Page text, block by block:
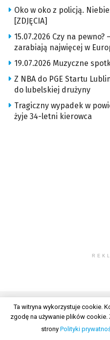
Oko w oko z policją.
[ZDJĘCIA]
15.07.2026 Czy na
zarabiają najwięcej w
19.07.2026 Muzyczne
Z NBA do PGE Startu
do lubelskiej drużyny
Tragiczny wypadek w
żyje 34-letni kierowca
© 2026 Wszelkie prawa
Ta witryna wykorzystuje cookie.
zgodę na używanie plików
strony Polityki